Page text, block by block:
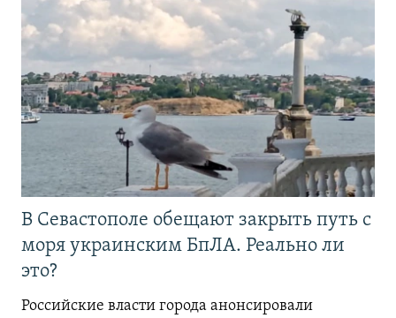
В Севастополе обещают закрыть путь с
моря украинским БпЛА. Реально ли
это?
Российские власти города анонсировали